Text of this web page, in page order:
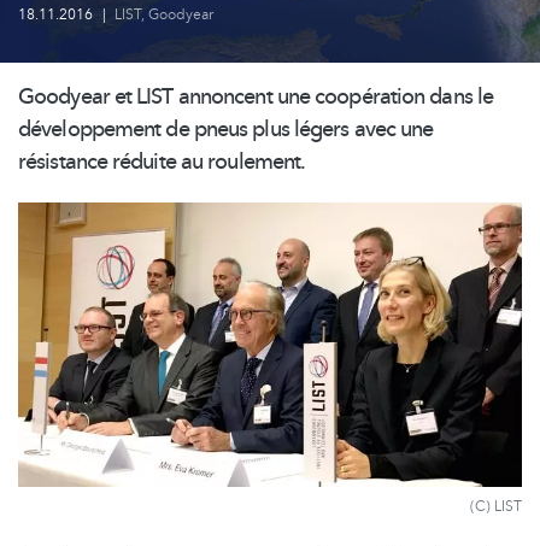
18.11.2016 | LIST, Goodyear
Goodyear et LIST annoncent une coopération dans le
développementde pneus plus légers avec une
résistance réduite au roulement.
(C) LIST